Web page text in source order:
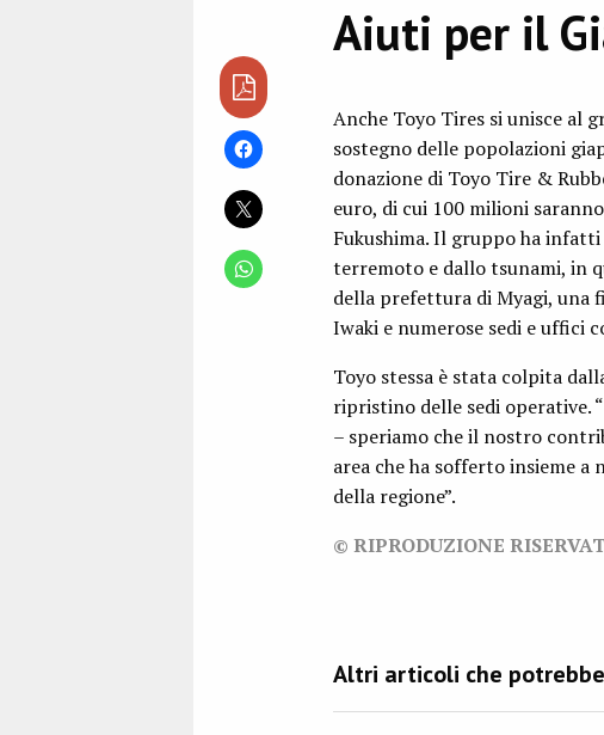
Aiuti per il
Anche Toyo Tires si unisce al
sostegno delle popolazioni
donazione di Toyo Tire &
euro, di cui 100 milioni
Fukushima. Il gruppo ha
terremoto e dallo tsunami, in
della prefettura di Myagi, una
Iwaki e numerose sedi e uffici
Toyo stessa è stata colpita
ripristino delle sedi operative.
– speriamo che il nostro
area che ha sofferto insieme
della regione”.
© RIPRODUZIONE